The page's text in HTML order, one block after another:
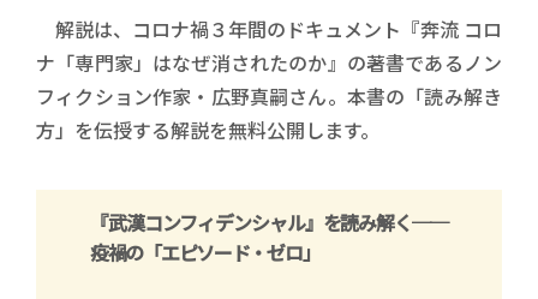
解説は、コロナ禍３年間のドキュメント『奔流 コロ
ナ「専門家」はなぜ消されたのか』の著書であるノン
フィクション作家・広野真嗣さん。本書の「読み解き
方」を伝授する解説を無料公開します。
『武漢コンフィデンシャル』を読み解く──
疫禍の「エピソード・ゼロ」